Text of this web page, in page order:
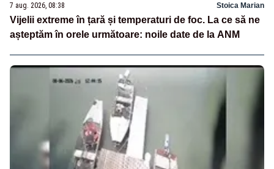
7 aug. 2026, 08:38 Stoica Marian
Vijelii extreme în țară și temperaturi de foc. La ce să ne
așteptăm în orele următoare: noile date de la ANM